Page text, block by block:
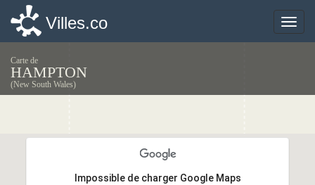
Toggle
Villes.co
Carte de
HAMPTON
(New South Wales)
Impossible de charger Google Maps
Impossible de charger Google Maps
Toggle
Villes.co